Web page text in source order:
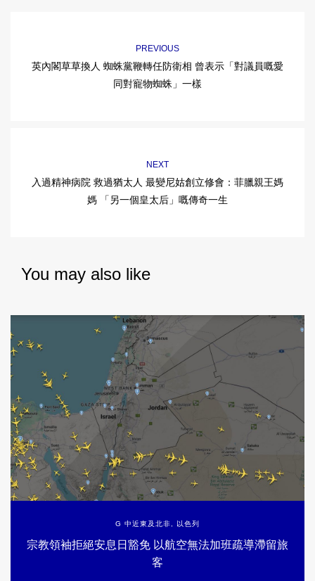
PREVIOUS
英內閣草草換人 蜘蛛黨鞭轉任防衛相 曾表示「對議員嘅愛
同對寵物蜘蛛」一樣
NEXT
入過精神病院 救過猶太人 最變尼姑創立修會：菲臘親王媽
媽 「另一個皇太后」嘅傳奇一生
You may also like
G 中近東及北非, 以色列
宗教領袖拒絕安息日豁免 以航空無法加班疏導滯留旅
客